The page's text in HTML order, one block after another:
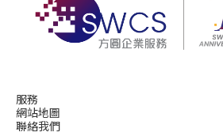
服務
網站地圖
聯絡我們